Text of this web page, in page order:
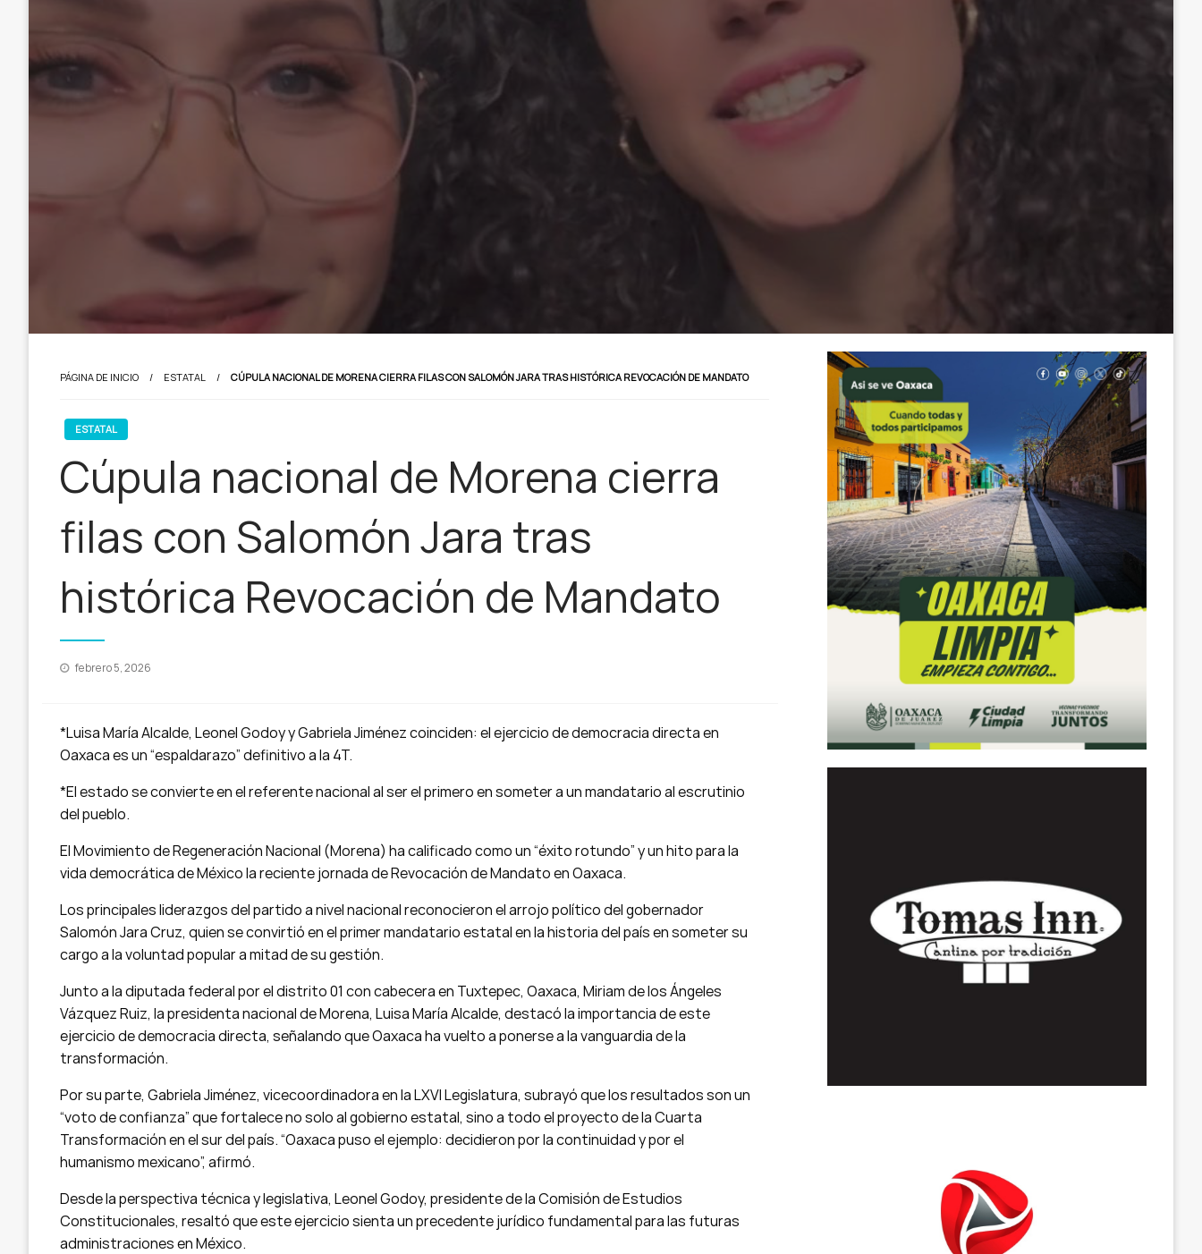
PÁGINA DE INICIO ESTATAL CÚPULA NACIONAL DE MORENA CIERRA FILAS CON SALOMÓN JARA TRAS HISTÓRICA REVOCACIÓN DE MANDATO
ESTATAL
Cúpula nacional de Morena cierra
filas con Salomón Jara tras
histórica Revocación de Mandato
Publicado
febrero 5, 2026
*Luisa María Alcalde, Leonel Godoy y Gabriela Jiménez coinciden: el ejercicio de democracia directa en
Oaxaca es un “espaldarazo” definitivo a la 4T.
*El estado se convierte en el referente nacional al ser el primero en someter a un mandatario al escrutinio
del pueblo.
El Movimiento de Regeneración Nacional (Morena) ha calificado como un “éxito rotundo” y un hito para la
vida democrática de México la reciente jornada de Revocación de Mandato en Oaxaca.
Los principales liderazgos del partido a nivel nacional reconocieron el arrojo político del gobernador
Salomón Jara Cruz, quien se convirtió en el primer mandatario estatal en la historia del país en someter su
cargo a la voluntad popular a mitad de su gestión.
Junto a la diputada federal por el distrito 01 con cabecera en Tuxtepec, Oaxaca, Miriam de los Ángeles
Vázquez Ruiz, la presidenta nacional de Morena, Luisa María Alcalde, destacó la importancia de este
ejercicio de democracia directa, señalando que Oaxaca ha vuelto a ponerse a la vanguardia de la
transformación.
Por su parte, Gabriela Jiménez, vicecoordinadora en la LXVI Legislatura, subrayó que los resultados son un
“voto de confianza” que fortalece no solo al gobierno estatal, sino a todo el proyecto de la Cuarta
Transformación en el sur del país. “Oaxaca puso el ejemplo: decidieron por la continuidad y por el
humanismo mexicano”, afirmó.
Desde la perspectiva técnica y legislativa, Leonel Godoy, presidente de la Comisión de Estudios
Constitucionales, resaltó que este ejercicio sienta un precedente jurídico fundamental para las futuras
administraciones en México.